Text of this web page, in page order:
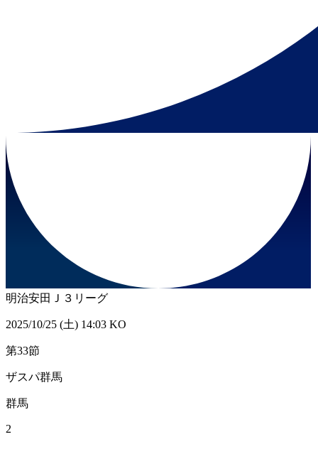
明治安田Ｊ３リーグ
2025/10/25 (土) 14:03 KO
第33節
ザスパ群馬
群馬
2